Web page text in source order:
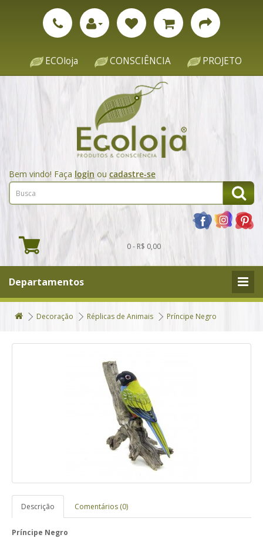
ECOloja CONSCIÊNCIA PROJETO
Bem vindo! Faça login ou cadastre-se
0 - R$ 0,00
Departamentos
Decoração Réplicas de Animais Príncipe Negro
Descrição Comentários (0)
Príncipe Negro